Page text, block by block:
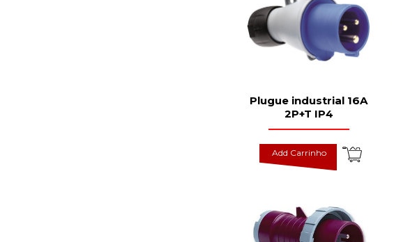
Plugue industrial 16A
2P+T IP4
Add Carrinho